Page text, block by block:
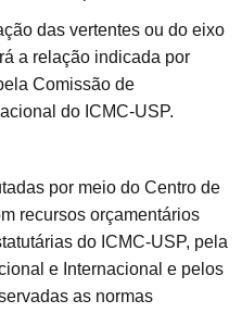
das vertentes ou do eixo
a relação indicada por
Comissão de
do ICMC-USP.
por meio do Centro de
recursos orçamentários
do ICMC-USP, pela
e Internacional e pelos
as normas